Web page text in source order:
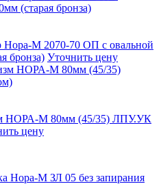
Нора-М 2070-70 ОП с овальной
бронза) Уточнить цену
НОРА-М 80мм (45/35) ЛПУ.УК
цену